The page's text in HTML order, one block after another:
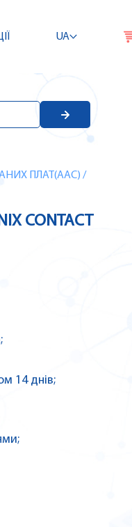
UA
ПЛАТ(AAC) /
CONTACT
14 днів;